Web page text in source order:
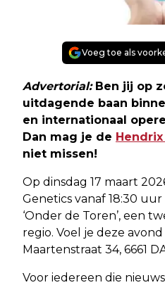
Voeg toe als
Advertorial: Ben jij op
uitdagende baan
en internationaal
Dan mag je de
niet missen!
Op dinsdag 17 maart
Genetics vanaf 18:30
‘Onder de Toren’, een
regio. Voel je deze
Maartenstraat 34, 6661
Voor iedereen die